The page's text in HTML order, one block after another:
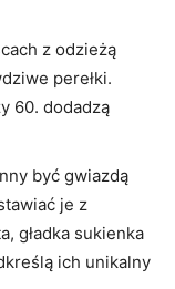
z odzieżą
perełki.
60. dodadzą
być gwiazdą
je z
gładka sukienka
ich unikalny